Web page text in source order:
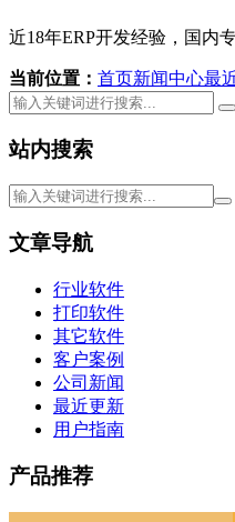
近18年ERP开发经验，国内
当前位置： 首页新闻中心最
站内搜索
文章导航
行业软件
打印软件
其它软件
客户案例
公司新闻
最近更新
用户指南
产品推荐